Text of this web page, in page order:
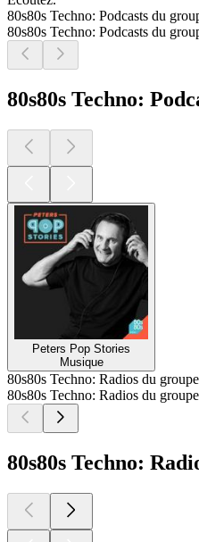
80s80s Techno: Podcasts du
80s80s Techno: Podcasts du
80s80s Techno:
Peters Pop Stories
Musique
80s80s Techno: Radios du groupe
80s80s Techno: Radios du groupe
80s80s Techno: